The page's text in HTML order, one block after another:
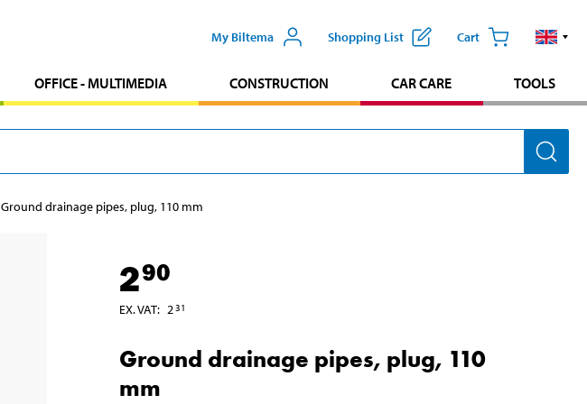
My Biltema Shopping List Cart
OFFICE - MULTIMEDIA CONSTRUCTION CAR CARE TOOLS
Ground drainage pipes, plug, 110 mm
290
EX. VAT: 231
Ground drainage pipes, plug, 110
mm